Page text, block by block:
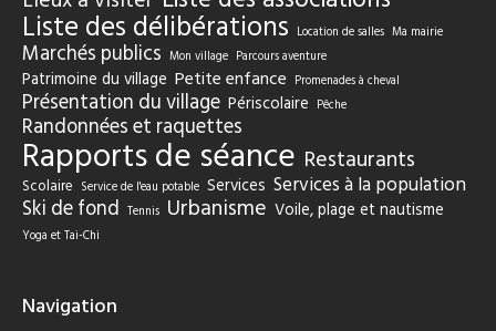
Liste des délibérations Location de salles Ma mairie
Marchés publics Mon village Parcours aventure
Patrimoine du village Petite enfance Promenades à cheval
Présentation du village Périscolaire Pêche
Randonnées et raquettes
Rapports de séance Restaurants
Scolaire Service de l'eau potable Services Services à la population
Ski de fond Tennis Urbanisme Voile, plage et nautisme
Yoga et Tai-Chi
Navigation